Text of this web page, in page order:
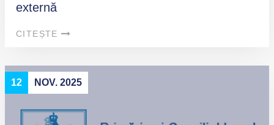
externă
CITEȘTE
12 NOV. 2025